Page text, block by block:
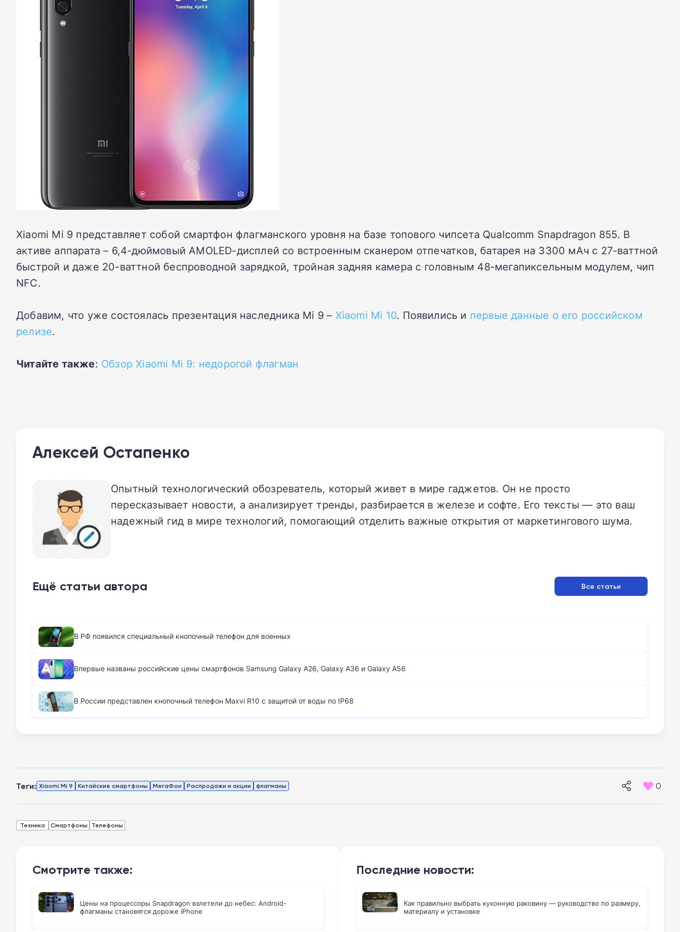
Xiaomi Mi 9 представляет собой смартфон флагманского уровня на базе топового чипсета Qualcomm Snapdragon 855. В
активе аппарата – 6,4-дюймовый AMOLED-дисплей со встроенным сканером отпечатков, батарея на 3300 мАч с 27-ваттной
быстрой и даже 20-ваттной беспроводной зарядкой, тройная задняя камера с головным 48-мегапиксельным модулем, чип
NFC.
Добавим, что уже состоялась презентация наследника Mi 9 – Xiaomi Mi 10. Появились и первые данные о его российском
релизе.
Читайте также: Обзор Xiaomi Mi 9: недорогой флагман
Алексей Остапенко
Опытный технологический обозреватель, который живет в мире гаджетов. Он не просто
пересказывает новости, а анализирует тренды, разбирается в железе и софте. Его тексты — это ваш
надежный гид в мире технологий, помогающий отделить важные открытия от маркетингового шума.
Ещё статьи автора Все статьи
В РФ появился специальный кнопочный телефон для военных
Впервые названы российские цены смартфонов Samsung Galaxy A26, Galaxy A36 и Galaxy A56
В России представлен кнопочный телефон Maxvi R10 с защитой от воды по IP68
Теги: Xiaomi Mi 9 Китайские смартфоны МегаФон Распродажи и акции флагманы 0
Техника Смартфоны Телефоны
Смотрите также:
Цены на процессоры Snapdragon взлетели до небес: Android-
флагманы становятся дороже iPhone
Последние новости:
Как правильно выбрать кухонную раковину — руководство по размеру,
материалу и установке